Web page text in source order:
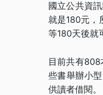
國立公共資
就是180元，
等180天後就
目前共有
些書舉辦小
供讀者借閱。